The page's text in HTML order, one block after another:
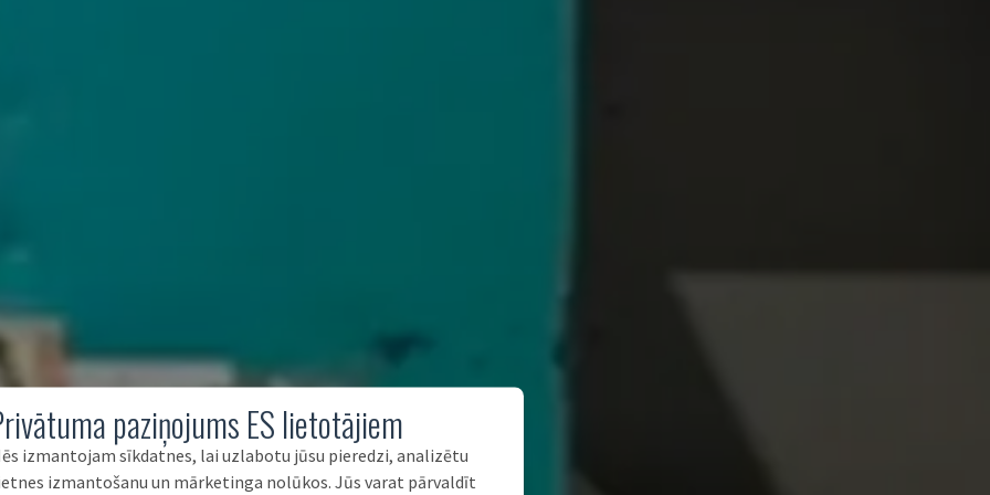
paziņojums ES lietotājiem
izmantojam sīkdatnes, lai uzlabotu jūsu pieredzi, analizētu
izmantošanu un mārketinga nolūkos. Jūs varat pārvaldīt